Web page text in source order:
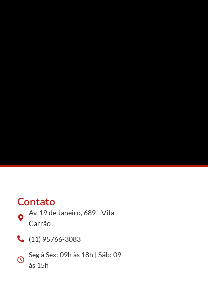
Contato
Av. 19 de Janeiro, 689 - Vila
Carrão
(11) 95766-3083
Seg à Sex: 09h às 18h | Sáb: 09
às 15h